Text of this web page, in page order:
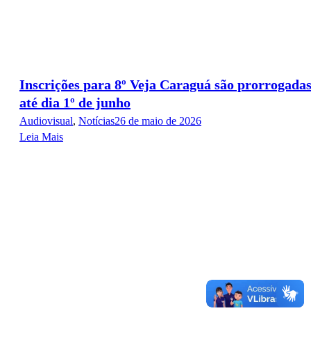
Inscrições para 8º Veja Caraguá são prorrogadas
até dia 1º de junho
Audiovisual, Notícias26 de maio de 2026
Leia Mais